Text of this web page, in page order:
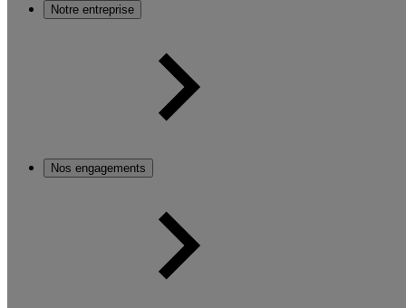
Notre entreprise
Nos engagements